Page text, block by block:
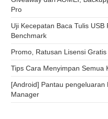
Pro
Uji Kecepatan Baca Tulis
Benchmark
Promo, Ratusan Lisensi
Tips Cara Menyimpan Semua
[Android] Pantau
Manager